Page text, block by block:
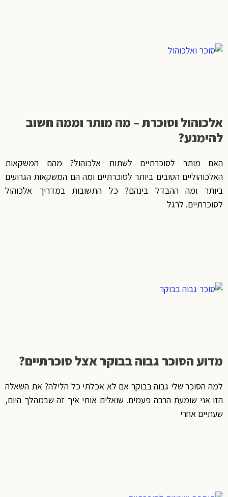
אלכוהול וסוכרת – מה מותר וממה חשוב
להימנע?
האם מותר לסוכרתיים לשתות אלכוהול? מהם המשקאות
האלכוהוליים הטובים ביותר לסוכרתיים ומה הם המשקאות הגרועים
ביותר ומה ההבדל בינהם? כל התשובות במדריך אלכוהול
לסוכרתיים. לרגל
מדוע הסוכר גבוה בבוקר אצל סוכרתיים?
למה הסוכר שלי גבוה בבוקר אם לא אכלתי כל הלילה? את השאלה
הזו אני שומעת הרבה פעמים. שואלים אותי איך זה שבמהלך היום,
שעתיים אחרי